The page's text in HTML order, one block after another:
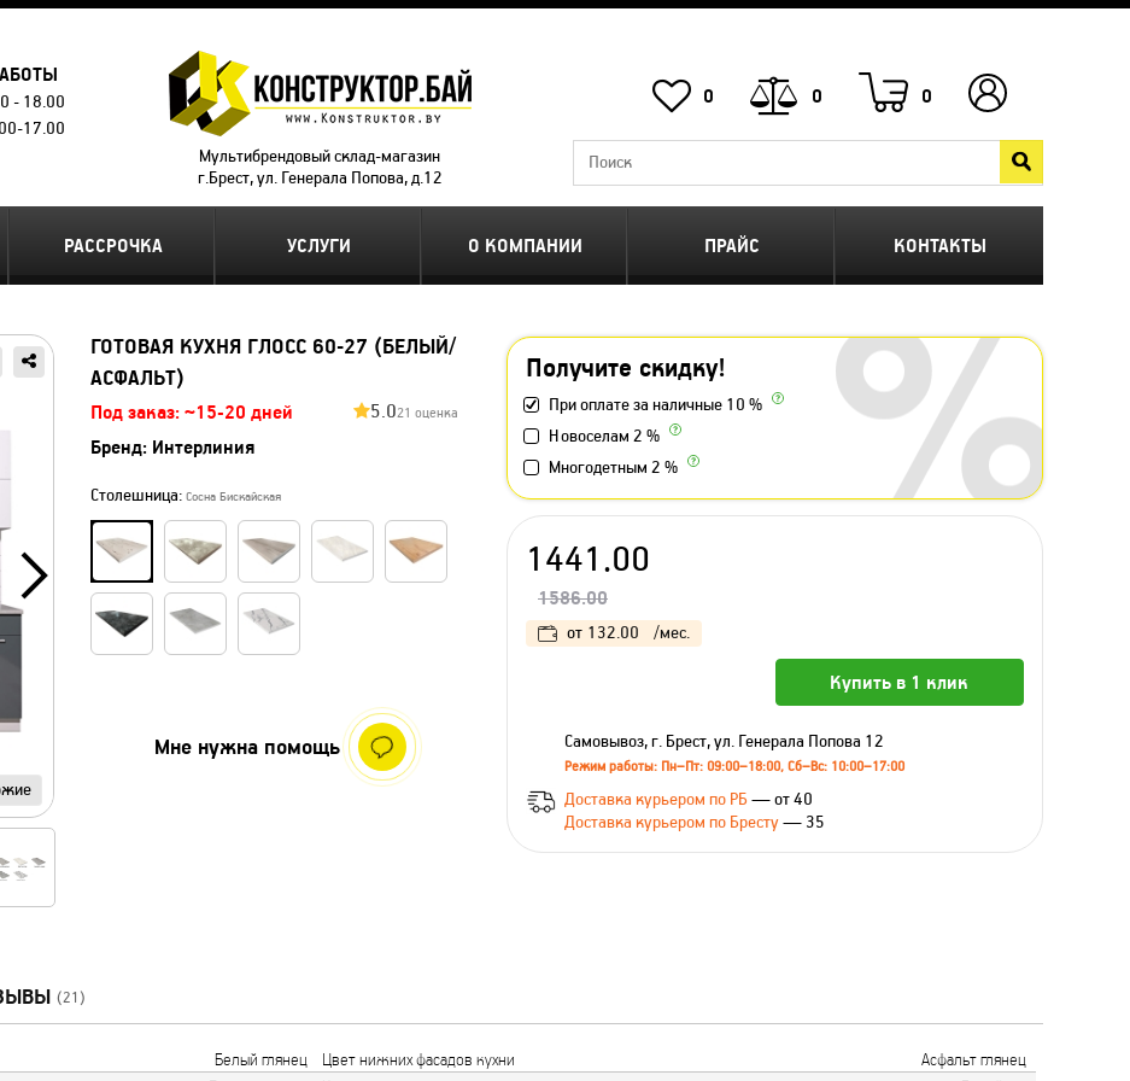
- 18.00
17.00
Мультибрендовый склад-магазин
г.Брест, ул. Генерала Попова, д.12
0 0 0
РАССРОЧКА УСЛУГИ О КОМПАНИИ ПРАЙС КОНТАКТЫ
ГОТОВАЯ КУХНЯ ГЛОСС 60-27 (БЕЛЫЙ/
АСФАЛЬТ)
Под заказ: ~15-20 дней 5.021 оценка
Бренд: Интерлиния
Столешница: Сосна Бискайская
Получите скидку!
При оплате за наличные 10 %
Новоселам 2 %
Многодетным 2 %
Мне нужна помощь
1441.00
1586.00
от 132.00 /мес.
Купить в 1 клик
Самовывоз, г. Брест, ул. Генерала Попова 12
Режим работы: Пн–Пт: 09:00–18:00, Сб–Вс: 10:00–17:00
Доставка курьером по РБ — от 40
Доставка курьером по Бресту— 35
(21)
Белый глянец Цвет нижних фасадов кухни
Асфальт глянец